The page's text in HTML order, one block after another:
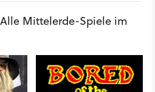
Mittelerde-Spiele im